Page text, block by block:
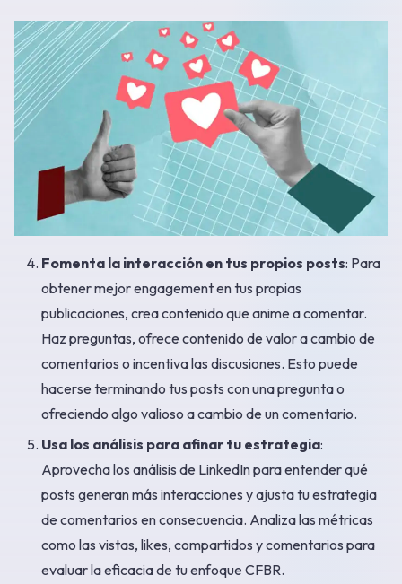
Fomenta la interacción en tus propios posts: Para
obtener mejor engagement en tus propias
publicaciones, crea contenido que anime a comentar.
Haz preguntas, ofrece contenido de valor a cambio de
comentarios o incentiva las discusiones. Esto puede
hacerse terminando tus posts con una pregunta o
ofreciendo algo valioso a cambio de un comentario.
Usa los análisis para afinar tu estrategia:
Aprovecha los análisis de LinkedIn para entender qué
posts generan más interacciones y ajusta tu estrategia
de comentarios en consecuencia. Analiza las métricas
como las vistas, likes, compartidos y comentarios para
evaluar la eficacia de tu enfoque CFBR.